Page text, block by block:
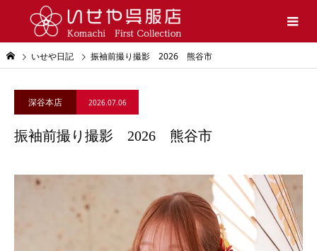
いせや日記 振袖前撮り撮影 2026 熊谷市
深谷本店 2026.07.06
振袖前撮り撮影 2026 熊谷市